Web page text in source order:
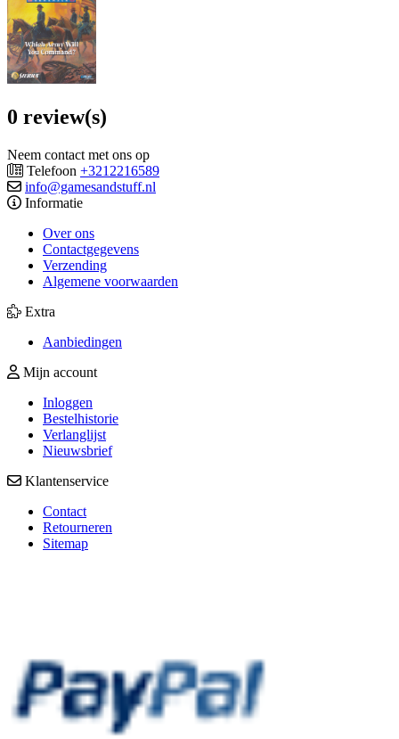
0 review(s)
Neem contact met ons op
Telefoon +3212216589
info@gamesandstuff.nl
Informatie
Over ons
Contactgegevens
Verzending
Algemene voorwaarden
Extra
Aanbiedingen
Mijn account
Inloggen
Bestelhistorie
Verlanglijst
Nieuwsbrief
Klantenservice
Contact
Retourneren
Sitemap